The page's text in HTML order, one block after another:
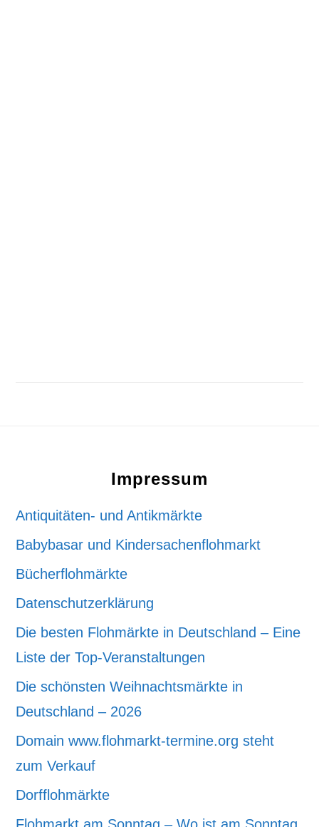
Impressum
Antiquitäten- und Antikmärkte
Babybasar und Kindersachenflohmarkt
Bücherflohmärkte
Datenschutzerklärung
Die besten Flohmärkte in Deutschland – Eine
Liste der Top-Veranstaltungen
Die schönsten Weihnachtsmärkte in
Deutschland – 2026
Domain www.flohmarkt-termine.org steht
zum Verkauf
Dorfflohmärkte